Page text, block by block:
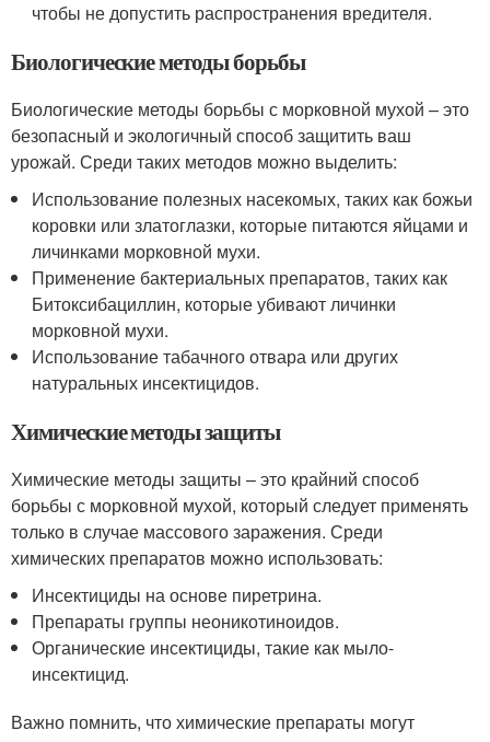
чтобы не допустить распространения вредителя.
Биологические методы борьбы
Биологические методы борьбы с морковной мухой – это
безопасный и экологичный способ защитить ваш
урожай. Среди таких методов можно выделить:
Использование полезных насекомых, таких как божьи
коровки или златоглазки, которые питаются яйцами и
личинками морковной мухи.
Применение бактериальных препаратов, таких как
Битоксибациллин, которые убивают личинки
морковной мухи.
Использование табачного отвара или других
натуральных инсектицидов.
Химические методы защиты
Химические методы защиты – это крайний способ
борьбы с морковной мухой, который следует применять
только в случае массового заражения. Среди
химических препаратов можно использовать:
Инсектициды на основе пиретрина.
Препараты группы неоникотиноидов.
Органические инсектициды, такие как мыло-
инсектицид.
Важно помнить, что химические препараты могут